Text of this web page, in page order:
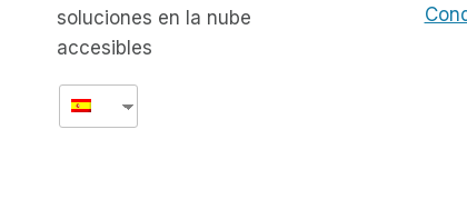
soluciones en la nube
accesibles